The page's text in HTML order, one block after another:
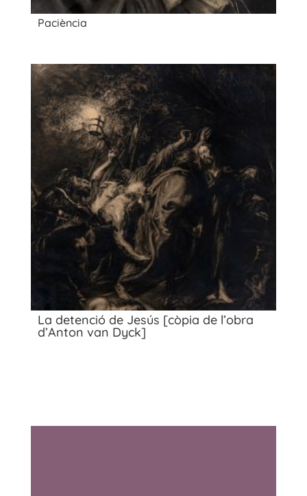
Paciència
La detenció de Jesús [còpia de l’obra
d’Anton van Dyck]